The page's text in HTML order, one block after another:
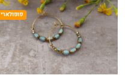
פופולארי